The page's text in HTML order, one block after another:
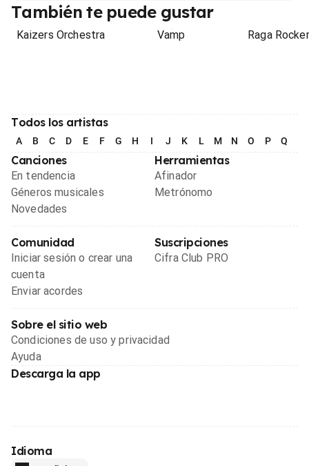
También te puede gustar
Kaizers Orchestra Vamp Raga
Todos los artistas
A B C D E F G H I J K L M N O P Q
Canciones
En tendencia
Géneros musicales
Novedades
Herramientas
Afinador
Metrónomo
Comunidad
Iniciar sesión o crear una
cuenta
Enviar acordes
Suscripciones
Cifra Club PRO
Sobre el sitio web
Condiciones de uso y privacidad
Ayuda
Descarga la app
Idioma